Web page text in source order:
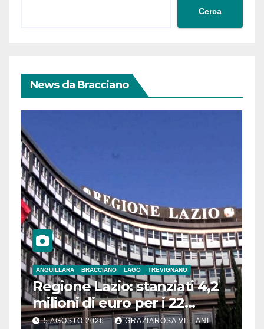
Cerca
News da Bracciano
ANGUILLARA BRACCIANO LAGO TREVIGNANO
Regione Lazio: stanziati 4,2
milioni di euro per i 22
Comuni dell’Etruria
5 AGOSTO 2026 GRAZIAROSA VILLANI